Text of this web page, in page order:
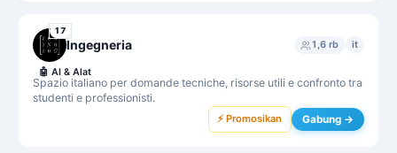
17
Ingegneria 1,6 rb it
Spazio italiano per domande tecniche, risorse utili e confronto tra
studenti e professionisti.
🤖 AI & Alat
⚡ Promosikan Gabung →